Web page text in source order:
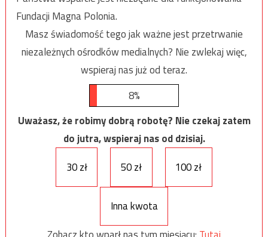
Fundacji Magna Polonia.
Masz świadomość tego jak ważne jest przetrwanie
niezależnych ośrodków medialnych? Nie zwlekaj więc,
wspieraj nas już od teraz.
8%
Uważasz, że robimy dobrą robotę? Nie czekaj zatem
do jutra, wspieraj nas od dzisiaj.
30 zł
50 zł 100 zł
Inna kwota